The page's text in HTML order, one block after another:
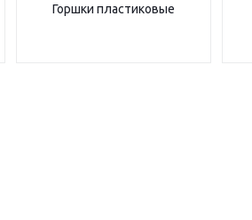
Горшки пластиковые